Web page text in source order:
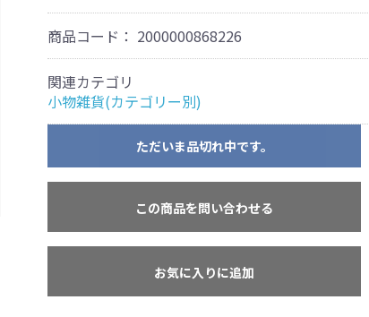
商品コード： 2000000868226
関連カテゴリ
小物雑貨(カテゴリー別)
ただいま品切れ中です。
この商品を問い合わせる
お気に入りに追加